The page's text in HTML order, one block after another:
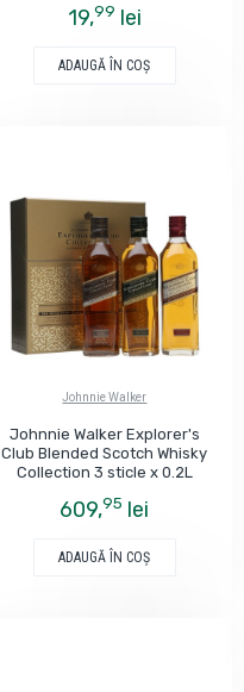
19,99 lei
ADAUGĂ ÎN COŞ
Johnnie Walker
Johnnie Walker Explorer's
Club Blended Scotch Whisky
Collection 3 sticle x 0.2L
609,95 lei
ADAUGĂ ÎN COŞ